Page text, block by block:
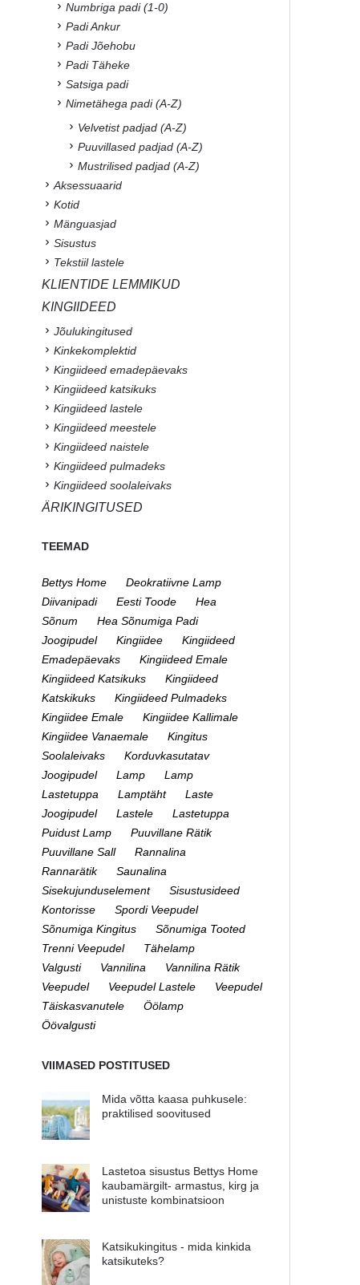
Numbriga padi (1-0)
Padi Ankur
Padi Jõehobu
Padi Täheke
Satsiga padi
Nimetähega padi (A-Z)
Velvetist padjad (A-Z)
Puuvillased padjad (A-Z)
Mustrilised padjad (A-Z)
Aksessuaarid
Kotid
Mänguasjad
Sisustus
Tekstiil lastele
KLIENTIDE LEMMIKUD
KINGIIDEED
Jõulukingitused
Kinkekomplektid
Kingiideed emadepäevaks
Kingiideed katsikuks
Kingiideed lastele
Kingiideed meestele
Kingiideed naistele
Kingiideed pulmadeks
Kingiideed soolaleivaks
ÄRIKINGITUSED
TEEMAD
Bettys Home
Deokratiivne Lamp
Diivanipadi
Eesti Toode
Hea
Sõnum
Hea Sõnumiga Padi
Joogipudel
Kingiidee
Kingiideed
Emadepäevaks
Kingiideed Emale
Kingiideed Katsikuks
Kingiideed
Katskikuks
Kingiideed Pulmadeks
Kingiidee Emale
Kingiidee Kallimale
Kingiidee Vanaemale
Kingitus
Soolaleivaks
Korduvkasutatav
Joogipudel
Lamp
Lamp
Lastetuppa
Lamptäht
Laste
Joogipudel
Lastele
Lastetuppa
Puidust Lamp
Puuvillane Rätik
Puuvillane Sall
Rannalina
Rannarätik
Saunalina
Sisekujunduselement
Sisustusideed
Kontorisse
Spordi Veepudel
Sõnumiga Kingitus
Sõnumiga Tooted
Trenni Veepudel
Tähelamp
Valgusti
Vannilina
Vannilina Rätik
Veepudel
Veepudel Lastele
Veepudel
Täiskasvanutele
Öölamp
Öövalgusti
VIIMASED POSTITUSED
Mida võtta kaasa puhkusele:
praktilised soovitused
Lastetoa sisustus Bettys Home
kaubamärgilt- armastus, kirg ja
unistuste kombinatsioon
Katsikukingitus - mida kinkida
katsikuteks?